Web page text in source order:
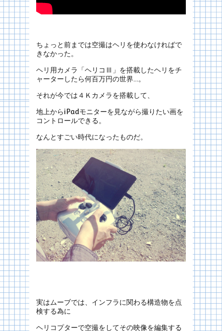
ちょっと前までは空撮はヘリを使わなければで
きなかった。
ヘリ用カメラ「ヘリコⅢ」を搭載したヘリをチ
ャーターしたら何百万円の世界…。
それが今では４Ｋカメラを搭載して、
地上からiPadモニターを見ながら撮りたい画を
コントロールできる。
なんとすごい時代になったものだ。
実はムーブでは、インフラに関わる構造物を点
検する為に
ヘリコプターで空撮をしてその映像を編集する